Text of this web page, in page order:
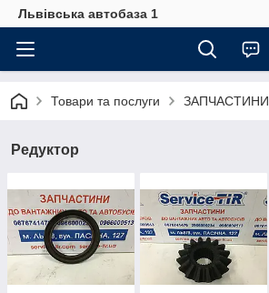
Львівська автобаза 1
Товари та послуги ЗАПЧАСТИНИ
Редуктор